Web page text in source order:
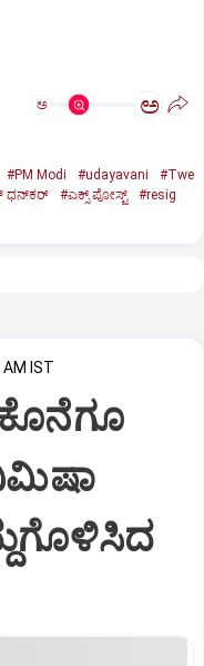
ಅ ಅ
#PM Modi #udayavani
#Twe
ಧನ್‌ಕರ್‌ #ಎಕ್ಸ್‌ ಪೋಸ್ಟ್
#resig
IST